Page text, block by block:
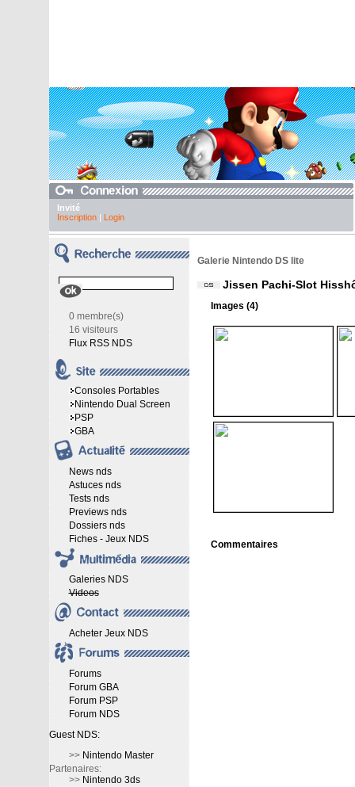
Invité
Inscription| Login
0 membre(s)
16 visiteurs
Flux RSS NDS
Consoles Portables
Nintendo Dual Screen
PSP
GBA
News nds
Astuces nds
Tests nds
Previews nds
Dossiers nds
Fiches - Jeux NDS
Galeries NDS
Videos
Acheter Jeux NDS
Forums
Forum GBA
Forum PSP
Forum NDS
Guest NDS:
>> Nintendo Master
Partenaires:
>> Nintendo 3ds
Galerie Nintendo DS lite
Jissen Pachi-Slot
Images (4)
Commentaires